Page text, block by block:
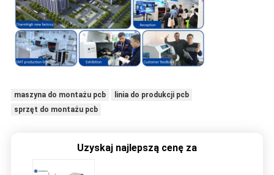
maszyna do montażu pcb
linia do produkcji pcb
sprzęt do montażu pcb
Uzyskaj najlepszą cenę za